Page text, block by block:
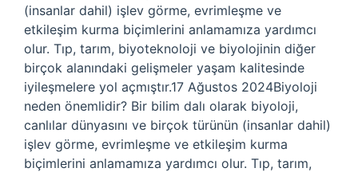
(insanlar dahil) işlev görme, evrimleşme ve
etkileşim kurma biçimlerini anlamamıza yardımcı
olur. Tıp, tarım, biyoteknoloji ve biyolojinin diğer
birçok alanındaki gelişmeler yaşam kalitesinde
iyileşmelere yol açmıştır.17 Ağustos 2024Biyoloji
neden önemlidir? Bir bilim dalı olarak biyoloji,
canlılar dünyasını ve birçok türünün (insanlar dahil)
işlev görme, evrimleşme ve etkileşim kurma
biçimlerini anlamamıza yardımcı olur. Tıp, tarım,